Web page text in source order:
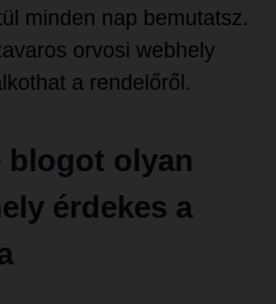
minden nap bemutatsz.
orvosi webhely
a rendelőről.
blogot olyan
érdekes a